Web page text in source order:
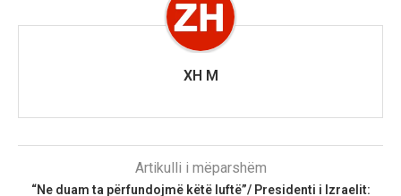
XH M
Artikulli i mëparshëm
“Ne duam ta përfundojmë këtë luftë”/ Presidenti i Izraelit: